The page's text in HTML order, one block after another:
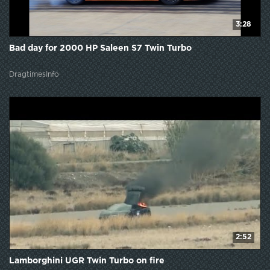
3:28
Bad day for 2000 HP Saleen S7 Twin Turbo
DragtimesInfo
2:52
Lamborghini UGR Twin Turbo on fire